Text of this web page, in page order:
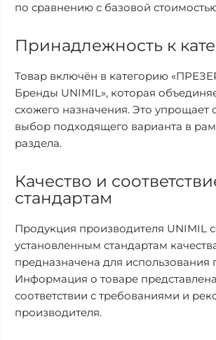
по сравнению с базовой
Принадлежность к
Товар включён в категорию
Бренды UNIMIL», которая
схожего назначения. Это упрощает
выбор подходящего варианта в
раздела.
Качество и
стандартам
Продукция производителя UNIMIL
установленным стандартам
предназначена для использования
Информация о товаре
соответствии с требованиями и
производителя.